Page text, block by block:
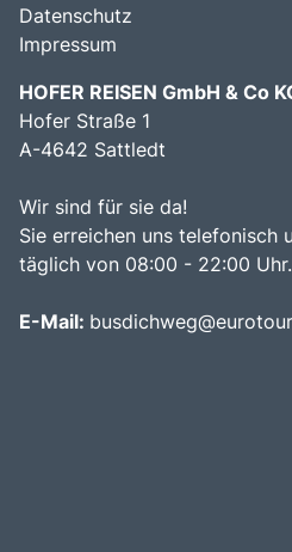
Datenschutz
Impressum
HOFER REISEN GmbH & Co
Hofer Straße 1
A-4642 Sattledt
Wir sind für sie da!
Sie erreichen uns telefonisch
täglich von 08:00 - 22:00 Uhr.
E-Mail: